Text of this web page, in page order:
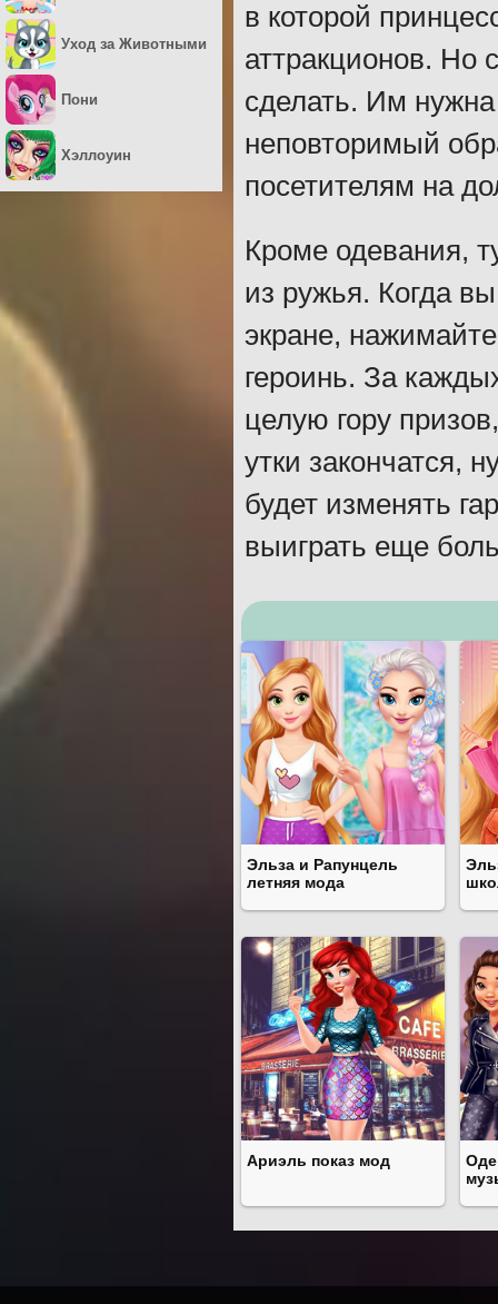
в которой
аттракционов. Но
сделать. Им
неповторимый
посетителям на
Кроме одевания,
из ружья. Когда
экране,
героинь. За
целую гору
утки закончатся,
будет изменять
выиграть еще
Эльза и Рапунцель
летняя мода
Ариэль показ мод
Уход за Животными
Пони
Хэллоуин